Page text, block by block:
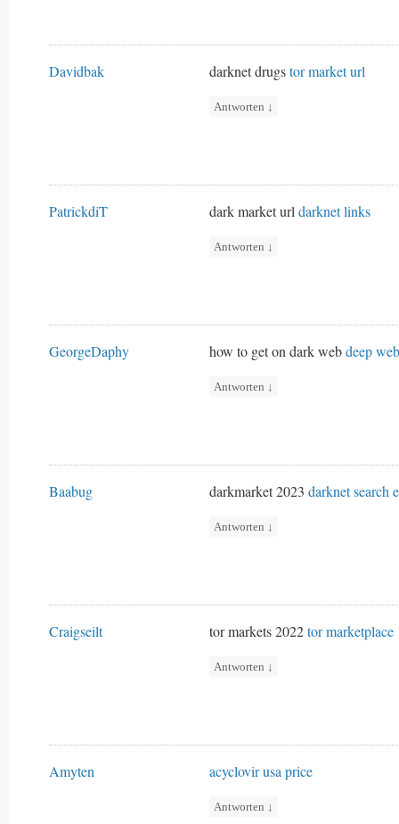
Davidbak darknet drugstor market url
Antworten ↓
PatrickdiT dark market urldarknet links
Antworten ↓
GeorgeDaphy how to get on dark webdeep
Antworten ↓
Baabug darkmarket 2023 darknet search
Antworten ↓
Craigseilt tor markets 2022tor marketplace
Antworten ↓
Amyten acyclovir usa price
Antworten ↓